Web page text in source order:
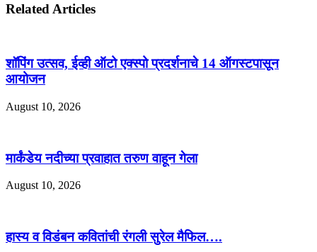
Related Articles
शॉपिंग उत्सव, ईव्ही ऑटो एक्स्पो प्रदर्शनाचे 14 ऑगस्टपासून
आयोजन
August 10, 2026
मार्कंडेय नदीच्या प्रवाहात तरुण वाहून गेला
August 10, 2026
हास्य व विडंबन कवितांची रंगली सुरेल मैफिल….